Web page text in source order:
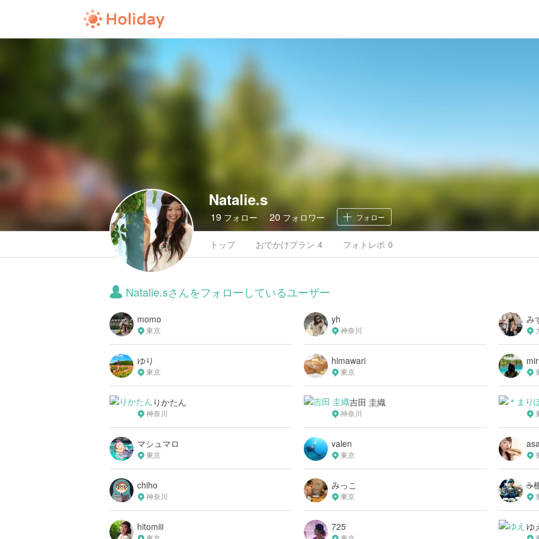
Natalie.s
19 フォロー 20 フォロワー フォロー
トップ おでかけプラン 4 フォトレポ 0
Natalie.sさんをフォローしているユーザー
momo
東京
yh
神奈川
み
ゆり
東京
himawari
東京
りかたん
神奈川
吉田 圭織
神奈川
マシュマロ
東京
valen
東京
chiho
神奈川
みっこ
東京
☕️
hitomiii 725 ゆ